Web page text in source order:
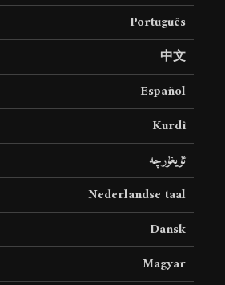
Português
中文
Español
Kurdî
ئۇيغۇرچە
Nederlandse taal
Dansk
Magyar